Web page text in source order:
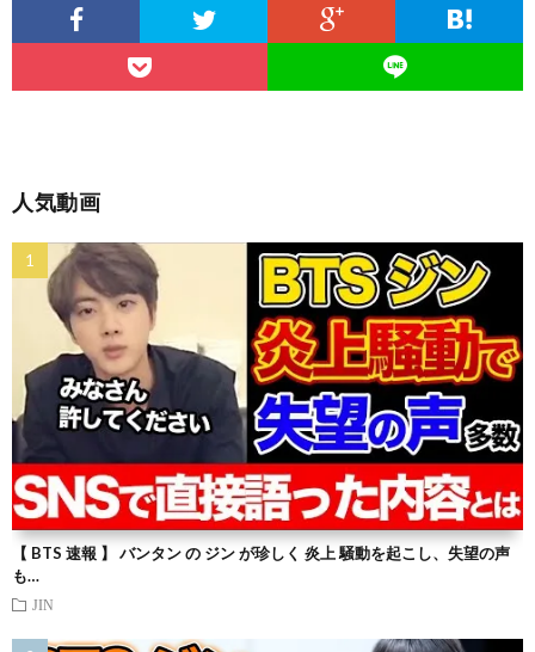
人気動画
【 BTS 速報 】 バンタン の ジン が珍しく 炎上 騒動を起こし、失望の声
も…
JIN